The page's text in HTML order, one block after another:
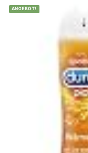
ANGEBOT!